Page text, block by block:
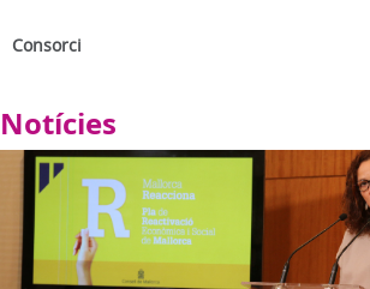
Consorci
Notícies